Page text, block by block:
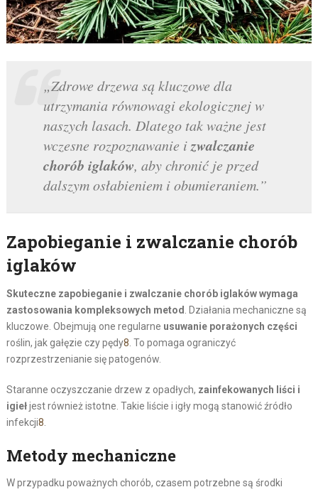
„Zdrowe drzewa są kluczowe dla
utrzymania równowagi ekologicznej w
naszych lasach. Dlatego tak ważne jest
wczesne rozpoznawanie izwalczanie
chorób iglaków, aby chronić je przed
dalszym osłabieniem i obumieraniem.”
Zapobieganie i zwalczanie chorób
iglaków
Skuteczne zapobieganie i zwalczanie chorób iglaków wymaga
zastosowania kompleksowych metod
. Działania mechaniczne są
kluczowe. Obejmują one regularne usuwanie porażonych części
roślin, jak gałęzie czy pędy8 . To pomaga ograniczyć
rozprzestrzenianie się patogenów.
Staranne oczyszczanie drzew z opadłych, zainfekowanych liści i
igiełjest również istotne. Takie liście i igły mogą stanowić źródło
infekcji8
Metody mechaniczne
W przypadku poważnych chorób, czasem potrzebne są środki